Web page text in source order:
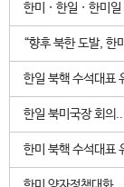
한미 · 한일 · 한미
“향후 북한 도발, 한
한일 북핵 수석대표
한일 북미국장 회의
한미 북핵 수석대표